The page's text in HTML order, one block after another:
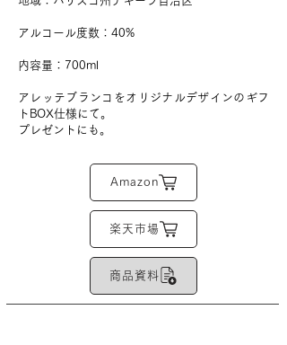
アルコール度数：40%
​内容量：700ml
アレッテブランコをオリジナルデザインのギフ
トBOX仕様にて。
​プレゼントにも。
Amazon
楽天市場
商品資料